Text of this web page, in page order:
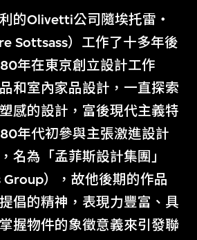
的Olivetti公司隨埃托雷‧
Sottsass）工作了十多年後
年在東京創立設計工作
和室內家品設計，一直探索
感的設計，富後現代主義特
年代初參與主張激進設計
名為「孟菲斯設計集團」
Group），故他後期的作品
倡的精神，表現力豐富、具
握物件的象徵意義來引發聯